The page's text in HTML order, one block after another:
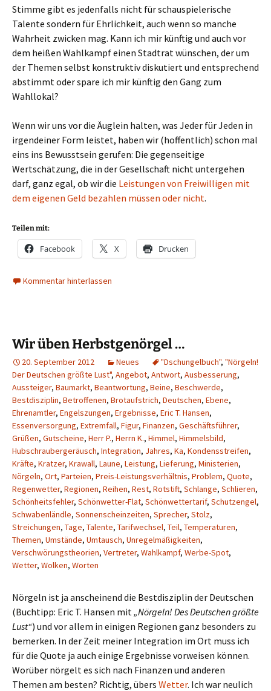
Stimme gibt es jedenfalls nicht für schauspielerische
Talente sondern für Ehrlichkeit, auch wenn so manche
Wahrheit zwicken mag. Kann ich mir künftig und auch vor
dem heißen Wahlkampf einen Stadtrat wünschen, der um
der Themen selbst konstruktiv diskutiert und entsprechend
abstimmt oder spare ich mir künftig den Gang zum
Wahllokal?
Wenn wir uns vor die Äuglein halten, was Jeder für Jeden in
irgendeiner Form leistet, haben wir (hoffentlich) schon mal
eins ins Bewusstsein gerufen: Die gegenseitige
Wertschätzung, die in der Gesellschaft nicht untergehen
darf, ganz egal, ob wir die Leistungen von Freiwilligen mit
dem eigenen Geld bezahlen müssen oder nicht.
Teilen mit:
Facebook X Drucken
Kommentar hinterlassen
Wir üben Herbstgenörgel …
20. September 2012 Neues "Dschungelbuch", "Nörgeln!
Der Deutschen größte Lust", Angebot, Antwort, Ausbesserung,
Aussteiger, Baumarkt, Beantwortung, Beine, Beschwerde,
Bestdisziplin, Betroffenen, Brotaufstrich, Deutschen, Ebene,
Ehrenamtler, Engelszungen, Ergebnisse, Eric T. Hansen,
Essenversorgung, Extremfall, Figur, Finanzen, Geschäftsführer,
Grüßen, Gutscheine, Herr P., Herrn K., Himmel, Himmelsbild,
Hubschraubergeräusch, Integration, Jahres, Ka, Kondensstreifen,
Kräfte, Kratzer, Krawall, Laune, Leistung, Lieferung, Ministerien,
Nörgeln, Ort, Parteien, Preis-Leistungsverhältnis, Problem, Quote,
Regenwetter, Regionen, Reihen, Rest, Rotstift, Schlange, Schlieren,
Schönheitsfehler, Schönwetter-Flat, Schönwettertarif, Schutzengel,
Schwabenländle, Sonnenscheinzeiten, Sprecher, Stolz,
Streichungen, Tage, Talente, Tarifwechsel, Teil, Temperaturen,
Themen, Umstände, Umtausch, Unregelmäßigkeiten,
Verschwörungstheorien, Vertreter, Wahlkampf, Werbe-Spot,
Wetter, Wolken, Worten
Nörgeln ist ja anscheinend die Bestdisziplin der Deutschen
(Buchtipp: Eric T. Hansen mit„Nörgeln! Des Deutschen größte
Lust“) und vor allem in einigen Regionen ganz besonders zu
bemerken. In der Zeit meiner Integration im Ort muss ich
für die Quote ja auch einige Ergebnisse vorweisen können.
Worüber nörgelt es sich nach Finanzen und anderen
Themen am besten? Richtig, übers Wetter. Ich war neulich